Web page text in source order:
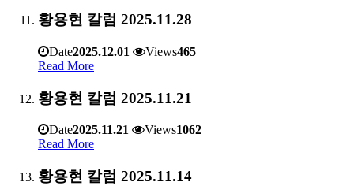
황용현 칼럼 2025.11.28
Date2025.12.01 Views465
Read More
황용현 칼럼 2025.11.21
Date2025.11.21 Views1062
Read More
황용현 칼럼 2025.11.14